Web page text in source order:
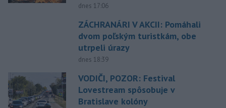
dnes 17:06
ZÁCHRANÁRI V AKCII: Pomáhali
dvom poľským turistkám, obe
utrpeli úrazy
dnes 18:39
VODIČI, POZOR: Festival
Lovestream spôsobuje v
Bratislave kolóny